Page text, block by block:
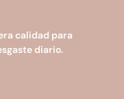
calidad para
diario.